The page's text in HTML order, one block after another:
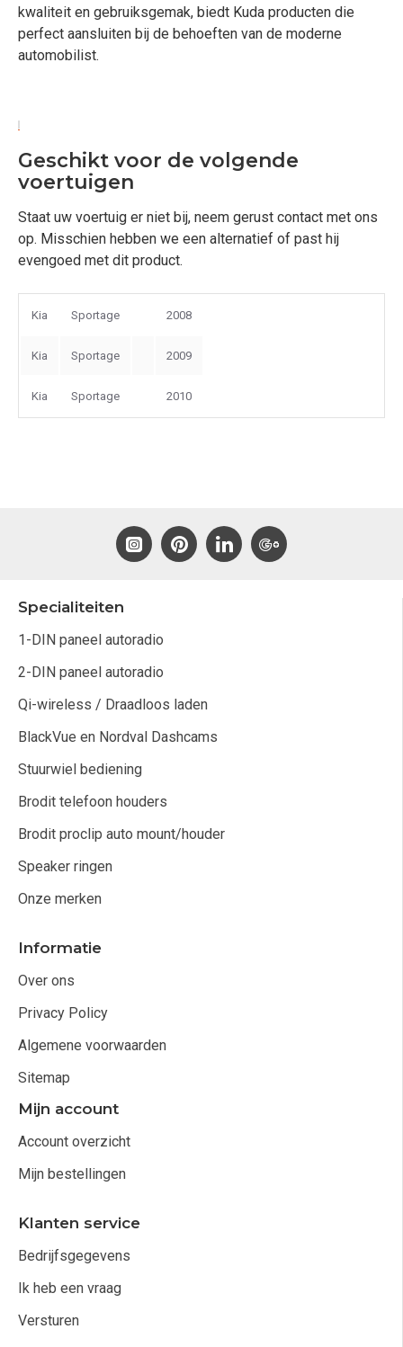
kwaliteit en gebruiksgemak, biedt Kuda producten die
perfect aansluiten bij de behoeften van de moderne
automobilist.
Geschikt voor de volgende
voertuigen
Staat uw voertuig er niet bij, neem gerust contact met ons
op. Misschien hebben we een alternatief of past hij
evengoed met dit product.
Kia Sportage 2008
Kia Sportage 2009
Kia Sportage 2010
Specialiteiten
1-DIN paneel autoradio
2-DIN paneel autoradio
Qi-wireless / Draadloos laden
BlackVue en Nordval Dashcams
Stuurwiel bediening
Brodit telefoon houders
Brodit proclip auto mount/houder
Speaker ringen
Onze merken
Informatie
Over ons
Privacy Policy
Algemene voorwaarden
Sitemap
Mijn account
Account overzicht
Mijn bestellingen
Klanten service
Bedrijfsgegevens
Ik heb een vraag
Versturen